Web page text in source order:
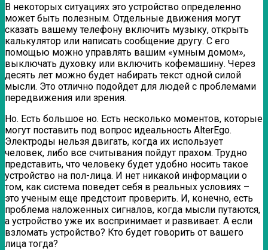
В некоторых ситуациях это устройство определенно
может быть полезным. Отдельные движения могут
сказать вашему телефону включить музыку, открыть
калькулятор или написать сообщение другу. С его
помощью можно управлять вашим «умным домом»,
выключать духовку или включить кофемашину. Через
десять лет можно будет набирать текст одной силой
мысли. Это отлично подойдет для людей с проблемами
передвижения или зрения.
Но. Есть большое но. Есть несколько моментов, которые
могут поставить под вопрос идеальность AlterEgo.
Электроды нельзя двигать, когда их использует
человек, либо все считывания пойдут прахом. Трудно
представить, что человеку будет удобно носить такое
устройство на пол-лица. И нет никакой информации о
том, как система поведет себя в реальных условиях –
это ученым еще предстоит проверить. И, конечно, есть
проблема наложенных сигналов, когда мысли путаются,
а устройство уже их воспринимает и развивает. А если
взломать устройство? Кто будет говорить от вашего
лица тогда?